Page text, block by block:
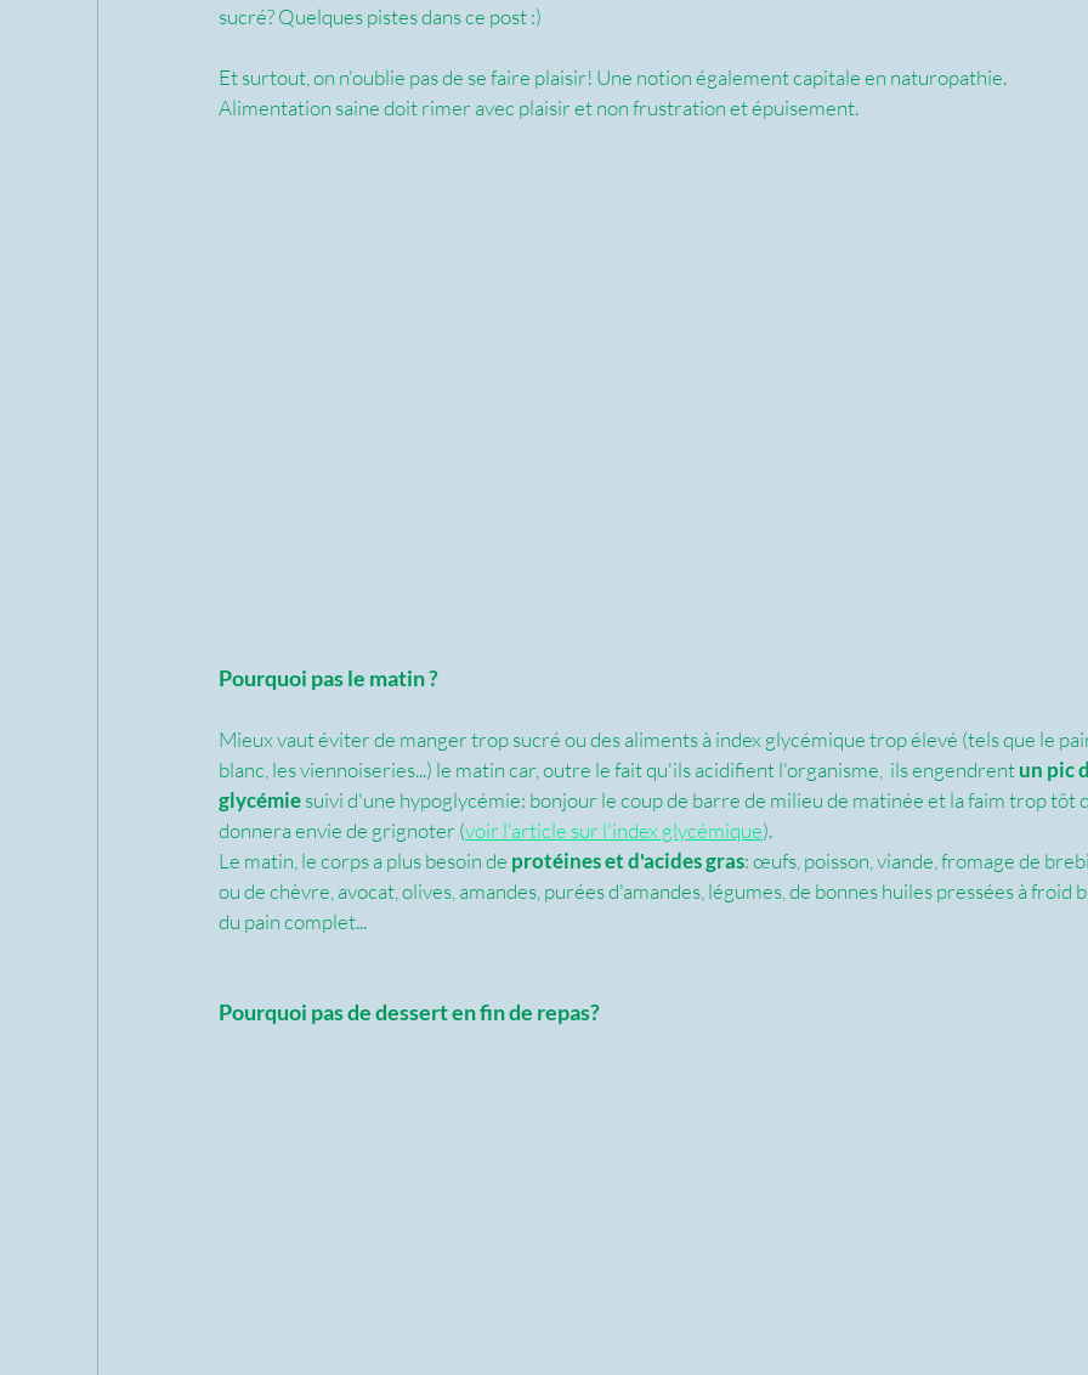
sucré? Quelques pistes dans ce post :)
Et surtout, on n'oublie pas de se faire plaisir! Une notion également capitale en naturopathie.
Alimentation saine doit rimer avec plaisir et non frustration et épuisement.
Pourquoi pas le matin ?
Mieux vaut éviter de manger trop sucré ou des aliments à index glycémique trop élevé (tels que le
blanc, les viennoiseries...) le matin car, outre le fait qu'ils acidifient l'organisme,  ils engendrent un pic
glycémie suivi d'une hypoglycémie: bonjour le coup de barre de milieu de matinée et la faim trop tôt
donnera envie de grignoter (voir l'article sur l'index glycémique).
Le matin, le corps a plus besoin de protéines et d'acides gras: œufs, poisson, viande, fromage de
ou de chèvre, avocat, olives, amandes, purées d'amandes, légumes, de bonnes huiles pressées à froid
du pain complet...
Pourquoi pas de dessert en fin de repas?